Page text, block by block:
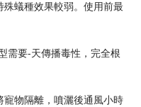
蟻種效果較弱。使用前最
需要-天傳播毒性，完全根
物隔離，噴灑後通風小時